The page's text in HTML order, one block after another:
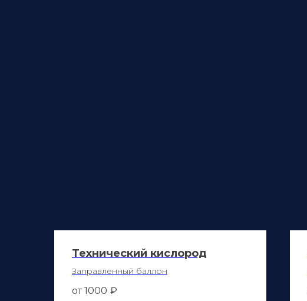
Технический кислород
Заправленный баллон
от 1000 ₽